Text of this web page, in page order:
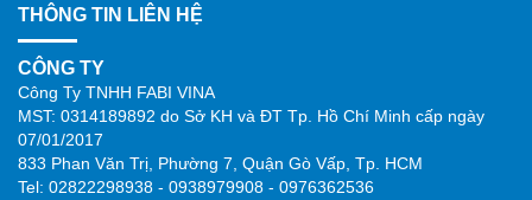
THÔNG TIN LIÊN HỆ
CÔNG TY
Công Ty TNHH FABI VINA
MST: 0314189892 do Sở KH và ĐT Tp. Hồ Chí Minh cấp ngày
07/01/2017
833 Phan Văn Trị, Phường 7, Quận Gò Vấp, Tp. HCM
Tel: 02822298938 - 0938979908 - 0976362536